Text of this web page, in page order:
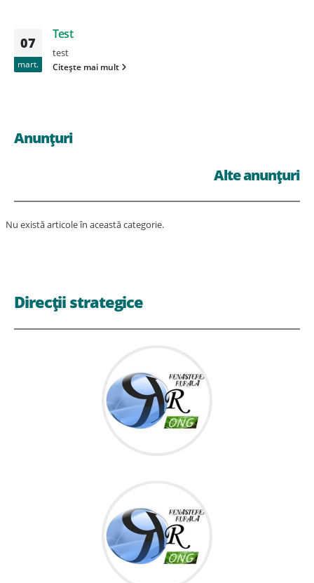
07
mart.
Test
test
Citește mai mult
Anunțuri
Alte anunțuri
Nu există articole în această categorie.
Direcții strategice